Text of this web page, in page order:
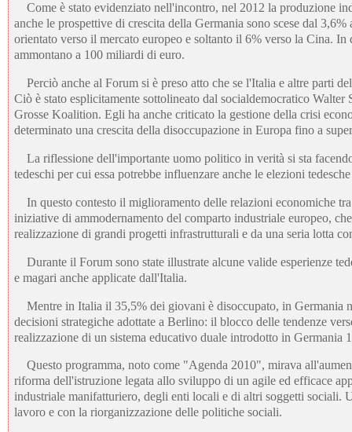
Come è stato evidenziato nell'incontro, nel 2012 la produzione
anche le prospettive di crescita della Germania sono scese dal
orientato verso il mercato europeo e soltanto il 6% verso la Cina.
ammontano a 100 miliardi di euro.
Perciò anche al Forum si è preso atto che se l'Italia e altre parti
Ciò è stato esplicitamente sottolineato dal socialdemocratico
Grosse Koalition. Egli ha anche criticato la gestione della crisi
determinato una crescita della disoccupazione in Europa fino a
La riflessione dell'importante uomo politico in verità si sta
tedeschi per cui essa potrebbe influenzare anche le elezioni
In questo contesto il miglioramento delle relazioni economiche
iniziative di ammodernamento del comparto industriale europeo,
realizzazione di grandi progetti infrastrutturali e da una seria lotta
Durante il Forum sono state illustrate alcune valide esperienze
e magari anche applicate dall'Italia.
Mentre in Italia il 35,5% dei giovani è disoccupato, in Germania
decisioni strategiche adottate a Berlino: il blocco delle tendenze
realizzazione di un sistema educativo duale introdotto in Germania
Questo programma, noto come "Agenda 2010", mirava
riforma dell'istruzione legata allo sviluppo di un agile ed efficace
industriale manifatturiero, degli enti locali e di altri soggetti sociali.
lavoro e con la riorganizzazione delle politiche sociali.